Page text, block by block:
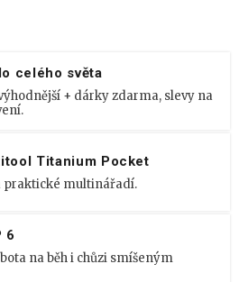
celého světa
+ dárky zdarma, slevy na
Titanium Pocket
praktické multinářadí.
6
na běh i chůzi smíšeným